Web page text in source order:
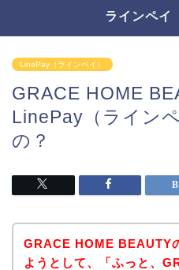
ラインペイ
LinePay（ラインペイ）
GRACE HOME
LinePay（ライン
の？
GRACE HOME BEAUTY
ようとして、「ふっと、